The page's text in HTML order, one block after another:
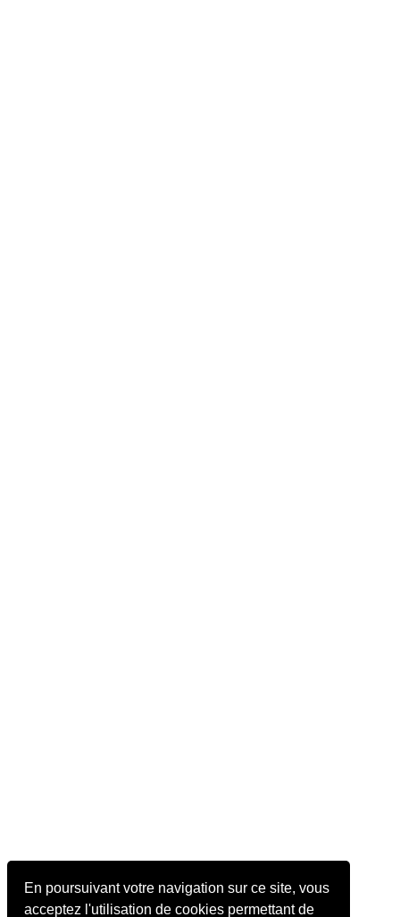
En poursuivant votre navigation sur ce site, vous
acceptez l'utilisation de cookies permettant de